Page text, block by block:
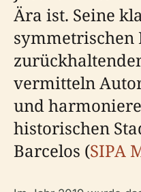
Ära ist. Seine
symmetrischen
vermitteln
und
historischen
Barcelos (SIPA